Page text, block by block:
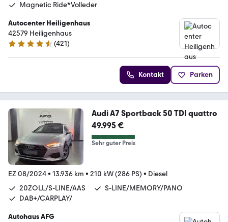
Magnetic Ride*Volleder
Autocenter Heiligenhaus
42579 Heiligenhaus
4.5 Sterne
(421)
Kontakt Parken
Audi A7 Sportback 50 TDI quattro
49.995 €
Sehr guter Preis
EZ 08/2024• 13.936 km • 210 kW (286 PS) • Diesel
20ZOLL/S-LINE/AAS
S-LINE/MEMORY/PANO
DAB+/CARPLAY/
Autohaus AFG